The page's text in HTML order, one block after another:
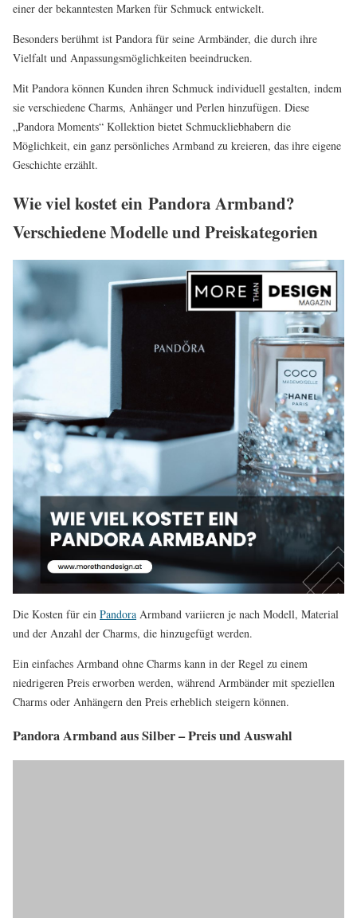
einer der bekanntesten Marken für Schmuck entwickelt.
Besonders berühmt ist Pandora für seine Armbänder, die durch ihre
Vielfalt und Anpassungsmöglichkeiten beeindrucken.
Mit Pandora können Kunden ihren Schmuck individuell gestalten, indem
sie verschiedene Charms, Anhänger und Perlen hinzufügen. Diese
„Pandora Moments“ Kollektion bietet Schmuckliebhabern die
Möglichkeit, ein ganz persönliches Armband zu kreieren, das ihre eigene
Geschichte erzählt.
Wie viel kostet ein Pandora Armband?
Verschiedene Modelle und Preiskategorien
Die Kosten für ein Pandora Armband variieren je nach Modell, Material
und der Anzahl der Charms, die hinzugefügt werden.
Ein einfaches Armband ohne Charms kann in der Regel zu einem
niedrigeren Preis erworben werden, während Armbänder mit speziellen
Charms oder Anhängern den Preis erheblich steigern können.
Pandora Armband aus Silber – Preis und Auswahl